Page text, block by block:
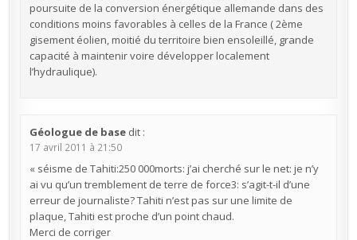
poursuite de la conversion énergétique allemande dans des
conditions moins favorables à celles de la France ( 2ème
gisement éolien, moitié du territoire bien ensoleillé, grande
capacité à maintenir voire développer localement
l’hydraulique).
Géologue de base dit :
17 avril 2011 à 21:50
« séisme de Tahiti:250 000morts: j’ai cherché sur le net: je n’y
ai vu qu’un tremblement de terre de force3: s’agit-t-il d’une
erreur de journaliste? Tahiti n’est pas sur une limite de
plaque, Tahiti est proche d’un point chaud.
Merci de corriger